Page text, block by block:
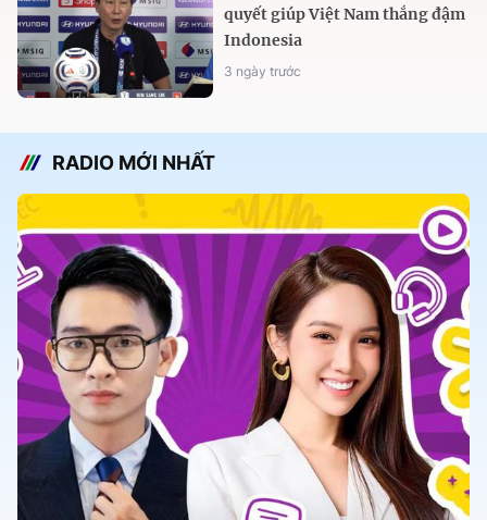
quyết giúp Việt Nam thắng đậm
Indonesia
3 ngày trước
RADIO MỚI NHẤT